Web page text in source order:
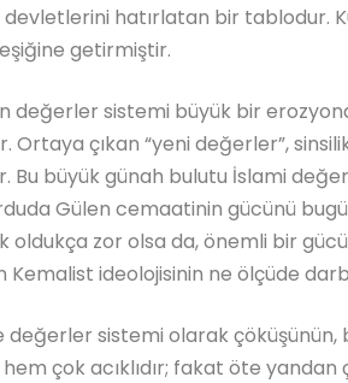
hatırlatan bir tablodur.
getirmiştir.
değerler sistemi büyük bir
Ortaya çıkan “yeni değerler”,
Bu büyük günah bulutu İslami
Gülen cemaatinin gücünü
zor olsa da, önemli bir
Kemalist ideolojisinin ne ölçüde
sistemi olarak çöküşünün,
çok acıklıdır; fakat öte yandan